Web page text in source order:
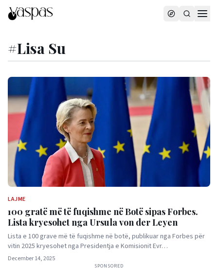
#Lisa Su
LAJME
100 gratë më të fuqishme në Botë sipas Forbes.
Lista kryesohet nga Ursula von der Leyen
Lista e 100 grave më të fuqishme në botë, publikuar nga Forbes për
vitin 2025 kryesohet nga Presidentja e Komisionit Evr…
December 14, 2025
SPONSORED